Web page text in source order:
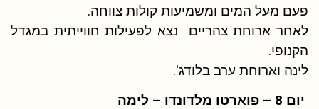
פעם מעל המים ומשמיעות קולות צווחה.
לאחר ארוחת צהריים נצא לפעילות חווייתית במגדל
הקנופי.
לינה וארוחת ערב בלודג'.
יום 8 – פוארטו מלדונדו – לימה